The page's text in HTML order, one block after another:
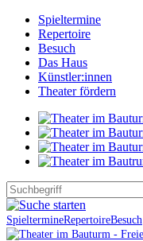
Spieltermine
Repertoire
Besuch
Das Haus
Künstler:innen
Theater fördern
SpieltermineRepertoireBesuch